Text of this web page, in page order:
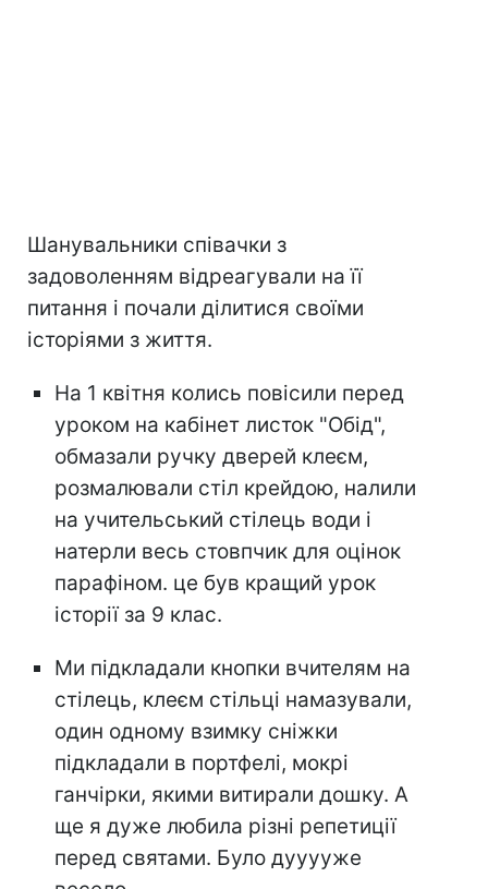
Шанувальники співачки з
задоволенням відреагували на її
питання і почали ділитися своїми
історіями з життя.
На 1 квітня колись повісили перед
уроком на кабінет листок "Обід",
обмазали ручку дверей клеєм,
розмалювали стіл крейдою, налили
на учительський стілець води і
натерли весь стовпчик для оцінок
парафіном. це був кращий урок
історії за 9 клас.
Ми підкладали кнопки вчителям на
стілець, клеєм стільці намазували,
один одному взимку сніжки
підкладали в портфелі, мокрі
ганчірки, якими витирали дошку. А
ще я дуже любила різні репетиції
перед святами. Було дууууже